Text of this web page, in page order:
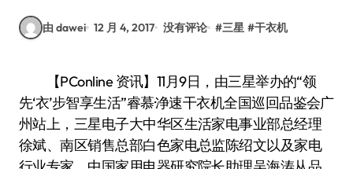
由 dawei 12 月 4, 2017 没有评论 #三星 #干衣机
【PConline 资讯】11月9日，由三星举办的“领
先‘衣’步智享生活”睿慕·净速干衣机全国巡回品鉴会广
州站上，三星电子大中华区生活家电事业部总经理
徐斌、南区销售总部白色家电总监陈绍文以及家电